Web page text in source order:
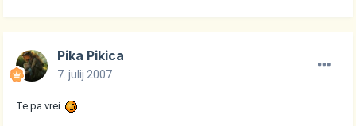
Pika Pikica
7. julij 2007
Te pa vrei.